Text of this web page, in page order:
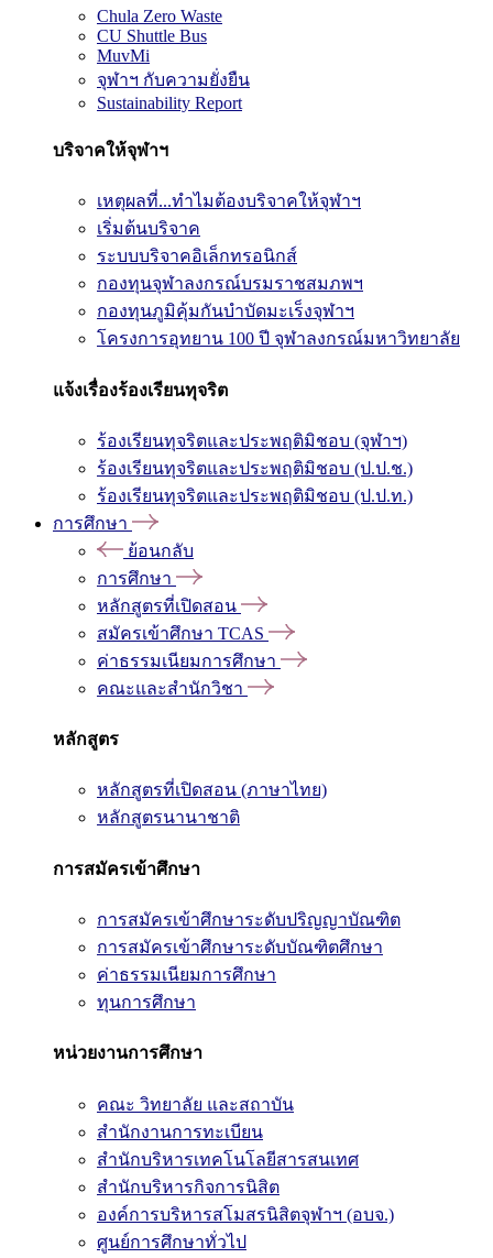
Chula Zero Waste
CU Shuttle Bus
MuvMi
จุฬาฯ กับความยั่งยืน
Sustainability Report
บริจาคให้จุฬาฯ
เหตุผลที่...ทำไมต้องบริจาคให้จุฬาฯ
เริ่มต้นบริจาค
ระบบบริจาคอิเล็กทรอนิกส์
กองทุนจุฬาลงกรณ์บรมราชสมภพฯ
กองทุนภูมิคุ้มกันบำบัดมะเร็งจุฬาฯ
โครงการอุทยาน 100 ปี จุฬาลงกรณ์มหาวิทยาลัย
แจ้งเรื่องร้องเรียนทุจริต
ร้องเรียนทุจริตและประพฤติมิชอบ (จุฬาฯ)
ร้องเรียนทุจริตและประพฤติมิชอบ (ป.ป.ช.)
ร้องเรียนทุจริตและประพฤติมิชอบ (ป.ป.ท.)
การศึกษา
ย้อนกลับ
การศึกษา
หลักสูตรที่เปิดสอน
สมัครเข้าศึกษา TCAS
ค่าธรรมเนียมการศึกษา
คณะและสำนักวิชา
หลักสูตร
หลักสูตรที่เปิดสอน (ภาษาไทย)
หลักสูตรนานาชาติ
การสมัครเข้าศึกษา
การสมัครเข้าศึกษาระดับปริญญาบัณฑิต
การสมัครเข้าศึกษาระดับบัณฑิตศึกษา
ค่าธรรมเนียมการศึกษา
ทุนการศึกษา
หน่วยงานการศึกษา
คณะ วิทยาลัย และสถาบัน
สำนักงานการทะเบียน
สำนักบริหารเทคโนโลยีสารสนเทศ
สำนักบริหารกิจการนิสิต
องค์การบริหารสโมสรนิสิตจุฬาฯ (อบจ.)
ศูนย์การศึกษาทั่วไป